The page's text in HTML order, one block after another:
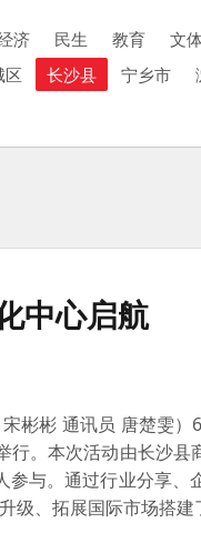
济 民生 教育 文
区 长沙县 宁乡市
中心启航
彬彬 通讯员 唐楚雯）
。本次活动由长沙
与。通过行业分享
、拓展国际市场搭建